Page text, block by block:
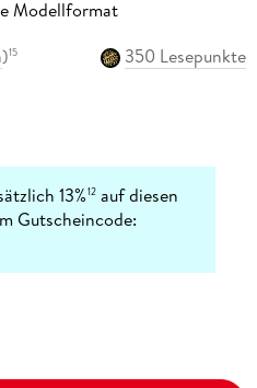
Modellformat
)15
350 Lesepunkte
13%12 auf diesen
Gutscheincode: